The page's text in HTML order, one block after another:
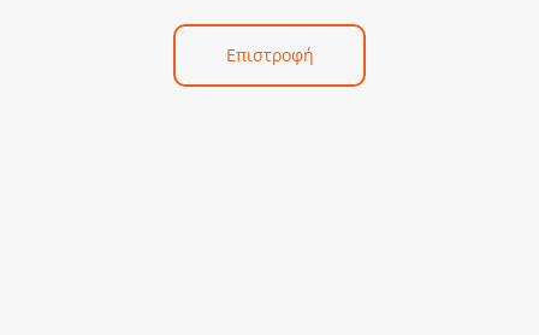
Επιστροφή